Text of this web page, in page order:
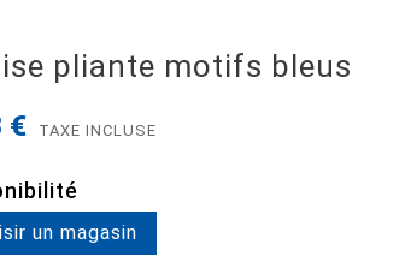
pliante motifs bleus
€ TAXE INCLUSE
un magasin